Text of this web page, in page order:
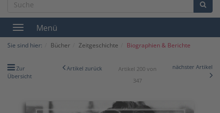
Toggle
navigation
Menü
Sie sind hier: Bücher Zeitgeschichte Biographien & Berichte
Zur
Übersicht
Artikel zurück
Artikel 200 von
347
nächster Artikel